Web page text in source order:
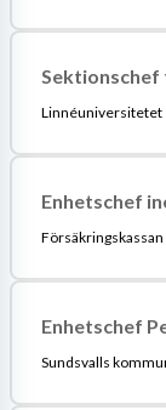
Linnéuniversitetet
Enhetschef
Försäkringskassan
Enhetschef
Sundsvalls